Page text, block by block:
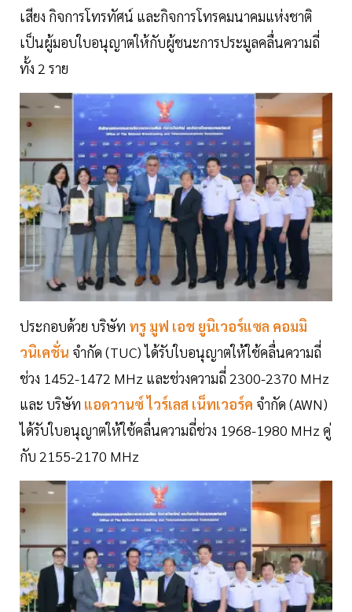
เสียง กิจการโทรทัศน์ และกิจการโทรคมนาคมแห่งชาติ
เป็นผู้มอบใบอนุญาตให้กับผู้ชนะการประมูลคลื่นความถี่
ทั้ง 2 ราย
ประกอบด้วย บริษัท ทรู มูฟ เอช ยูนิเวอร์แซล คอมมิ
วนิเคชั่น จำกัด (TUC) ได้รับใบอนุญาตให้ใช้คลื่นความถี่
ช่วง 1452-1472 MHz และช่วงความถี่ 2300-2370 MHz
และ บริษัท แอดวานซ์ ไวร์เลส เน็ทเวอร์ค จำกัด (AWN)
ได้รับใบอนุญาตให้ใช้คลื่นความถี่ช่วง 1968-1980 MHz คู่
กับ 2155-2170 MHz